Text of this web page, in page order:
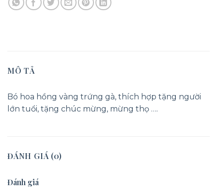
MÔ TẢ
Bó hoa hồng vàng trứng gà, thích hợp tặng người
lớn tuổi, tặng chúc mừng, mừng thọ ….
ĐÁNH GIÁ (0)
Đánh giá